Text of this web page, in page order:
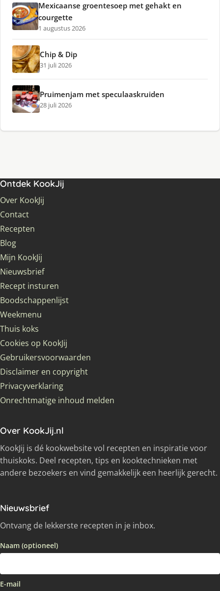
Mexicaanse groentesoep met gehakt en
courgette
1 augustus 2026
Chip & Dip
31 juli 2026
Pruimenjam met speculaaskruiden
28 juli 2026
Ontdek KookJij
Over KookJij
Contact
Recepten
Blog
Mijn KookJij
Nieuwsbrief
Recept insturen
Boodschappenlijst
Weekmenu
Thuis koks
Cookies op KookJij
Gebruikersvoorwaarden
Disclaimer en copyright
Privacyverklaring
Onrechtmatige inhoud melden
Over KookJij.nl
KookJij is dé kookwebsite vol recepten en inspiratie voor
thuiskoks. Deel recepten, tips en kooktechnieken met
andere bezoekers en vind gemakkelijk een heerlijk gerecht.
Nieuwsbrief
Ontvang de lekkerste recepten in je inbox.
Naam (optioneel)
E-mail